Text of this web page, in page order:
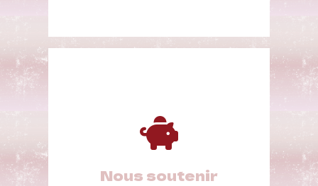
Nous soutenir